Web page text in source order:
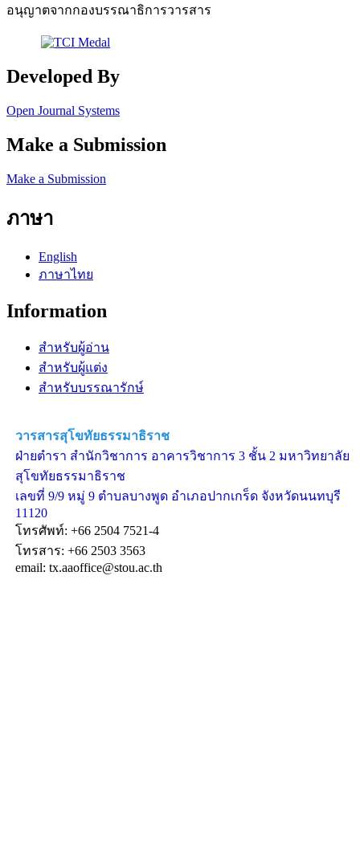
อนุญาตจากกองบรรณาธิการวารสาร
Developed By
Open Journal Systems
Make a Submission
Make a Submission
ภาษา
English
ภาษาไทย
Information
สำหรับผู้อ่าน
สำหรับผู้แต่ง
สำหรับบรรณารักษ์
วารสารสุโขทัยธรรมาธิราช
ฝ่ายตำรา สำนักวิชาการ อาคารวิชาการ 3 ชั้น 2 มหาวิทยาลัย
สุโขทัยธรรมาธิราช
เลขที่ 9/9 หมู่ 9 ตำบลบางพูด อำเภอปากเกร็ด จังหวัดนนทบุรี
11120
โทรศัพท์: +66 2504 7521-4
โทรสาร: +66 2503 3563
email: tx.aaoffice@stou.ac.th